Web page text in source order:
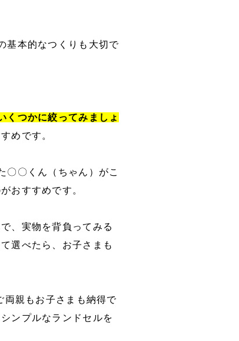
基本的なつくりも大切で
くつかに絞ってみましょ
めです。
〇〇くん（ちゃん）がこ
おすすめです。
、実物を背負ってみる
選べたら、お子さまも
両親もお子さまも納得で
ンプルなランドセルを